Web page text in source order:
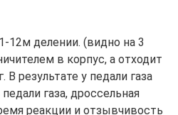
12м делении. (видно на 3
в корпус, а отходит
результате у педали газа
газа, дроссельная
реакции и отзывчивость